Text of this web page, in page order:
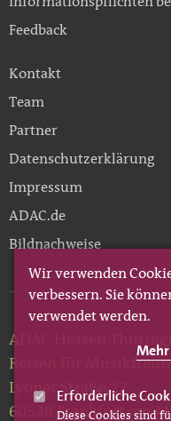
Feedback
Kontakt
Team
Partner
Datenschutzerklärung
Impressum
ADAC.de
Bildnachweise
ADAC Hessen
Reisen für
Lyoner Straße 22
60528 Frankfurt am
Wir verwenden
verbessern. Sie
verwendet werden.
Erforderliche
Diese Cookies sind